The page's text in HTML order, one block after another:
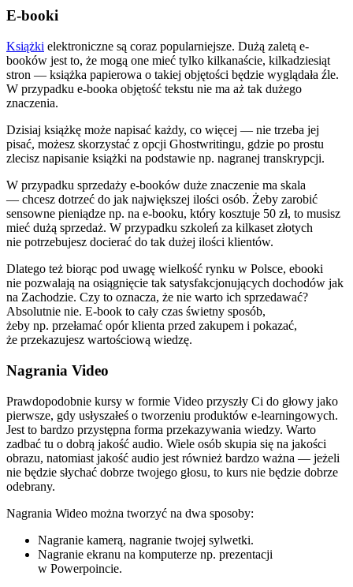
E-booki
Książki elektroniczne są coraz popularniejsze. Dużą zaletą e-
booków jest to, że mogą one mieć tylko kilkanaście, kilkadziesiąt
stron — książka papierowa o takiej objętości będzie wyglądała źle.
W przypadku e-booka objętość tekstu nie ma aż tak dużego
znaczenia.
Dzisiaj książkę może napisać każdy, co więcej — nie trzeba jej
pisać, możesz skorzystać z opcji Ghostwritingu, gdzie po prostu
zlecisz napisanie książki na podstawie np. nagranej transkrypcji.
W przypadku sprzedaży e-booków duże znaczenie ma skala
— chcesz dotrzeć do jak największej ilości osób. Żeby zarobić
sensowne pieniądze np. na e-booku, który kosztuje 50 zł, to musisz
mieć dużą sprzedaż. W przypadku szkoleń za kilkaset złotych
nie potrzebujesz docierać do tak dużej ilości klientów.
Dlatego też biorąc pod uwagę wielkość rynku w Polsce, ebooki
nie pozwalają na osiągnięcie tak satysfakcjonujących dochodów jak
na Zachodzie. Czy to oznacza, że nie warto ich sprzedawać?
Absolutnie nie. E-book to cały czas świetny sposób,
żeby np. przełamać opór klienta przed zakupem i pokazać,
że przekazujesz wartościową wiedzę.
Nagrania Video
Prawdopodobnie kursy w formie Video przyszły Ci do głowy jako
pierwsze, gdy usłyszałeś o tworzeniu produktów e-learningowych.
Jest to bardzo przystępna forma przekazywania wiedzy. Warto
zadbać tu o dobrą jakość audio. Wiele osób skupia się na jakości
obrazu, natomiast jakość audio jest również bardzo ważna — jeżeli
nie będzie słychać dobrze twojego głosu, to kurs nie będzie dobrze
odebrany.
Nagrania Wideo można tworzyć na dwa sposoby:
Nagranie kamerą, nagranie twojej sylwetki.
Nagranie ekranu na komputerze np. prezentacji
w Powerpoincie.